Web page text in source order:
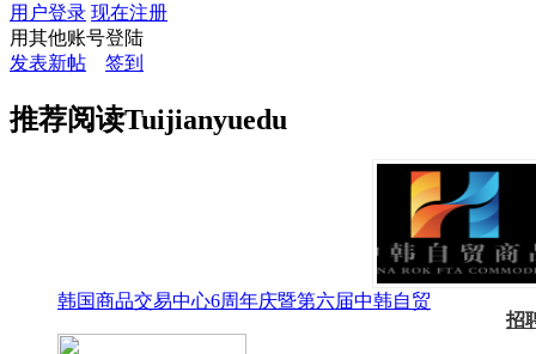
招
用户登录 现在注册
用其他账号登陆
发表新帖
签到
推荐阅读Tuijianyuedu
韩国商品交易中心6周年庆暨第六届中韩自贸